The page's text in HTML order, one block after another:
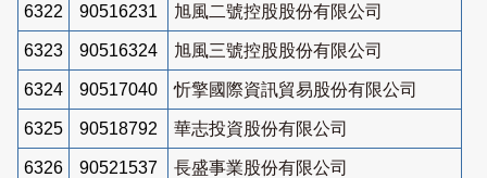
6322 90516231 旭風二號控股股份有限公司
6323 90516324 旭風三號控股股份有限公司
6324 90517040 忻擎國際資訊貿易股份有限公司
6325 90518792 華志投資股份有限公司
6326 90521537 長盛事業股份有限公司